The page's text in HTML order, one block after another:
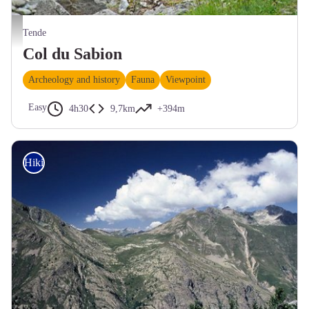
Bouquetin des Alpes, (Capra ibex), entre herbes et rochers, campé devant un mélèze, à
Tende
Col du Sabion
Archeology and history Fauna Viewpoint
Easy 4h30 9,7km +394m
Hiking